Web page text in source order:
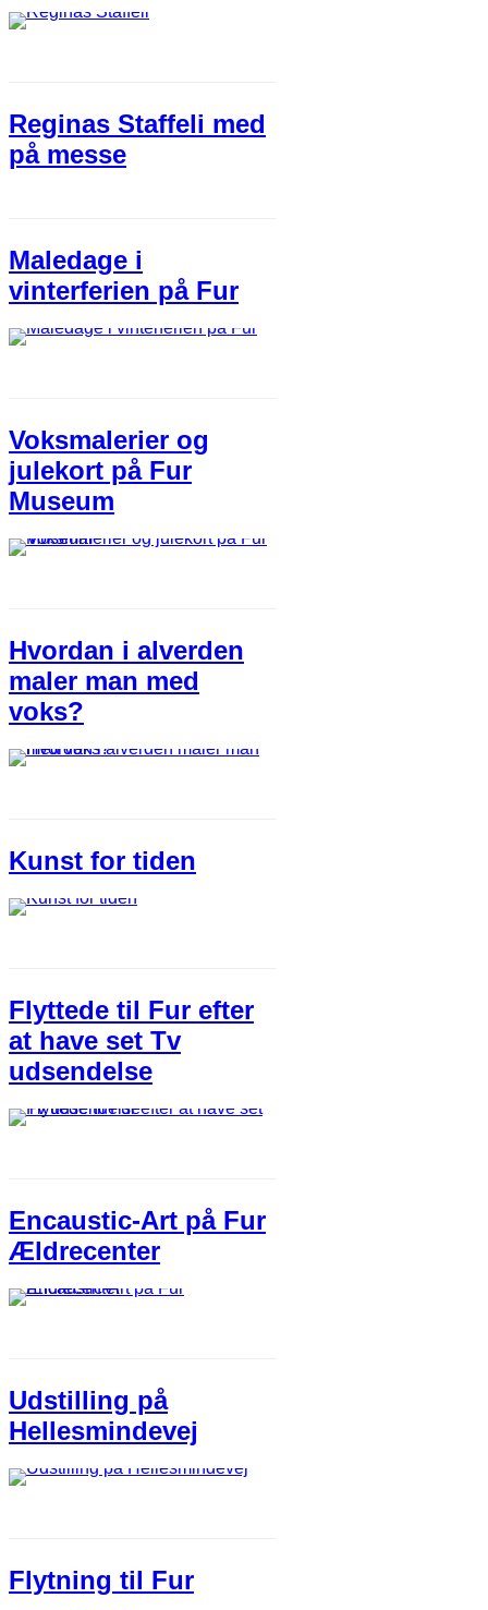
Reginas Staffeli med
på messe​
Maledage i
vinterferien på Fur
V​oksmalerier og
julekort på Fur
Museum
Hvordan i alverden
maler man med
voks?
Kunst for tiden
Flyttede til Fur efter
at have set Tv
udsendelse
Encaustic-Art på Fur
Ældrecenter
Udstilling på
Hellesmindevej
Flytning til Fur